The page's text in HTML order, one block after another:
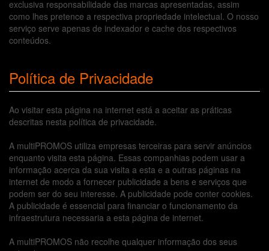
exclusiva responsabilidade das marcas apresentadas, assim
como lhes pretence a respectiva propriedade intelectual. O nosso
serviço serve apenas de indexador e cache dos respectivos
conteúdos.
Política de Privacidade
Ao visitar esta página na internet está a aceitar as práticas
descritas nesta política de privacidade.
A multiPROMOS utiliza empresas terceiras para servir anúncios
enquanto visita esta página. Essas companhias podem usar a
informação acerca da sua visita a esta e a outras páginas na
internet de modo a fornecer publicidade a bens e serviços que
podem ser do seu interesse. A publicidade pode conter cookies.
A publicidade é essencial para financiar o funcionamento da
infraestrutura necessaria a esta página de internet.
A multiPROMOS não recolhe qualquer informação dos seus